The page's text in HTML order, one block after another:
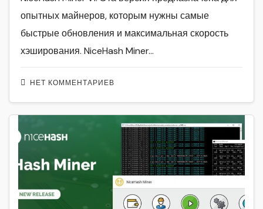
НЕТ КОММЕНТАРИЕВ
опытных майнеров, которым нужны самые
быстрые обновления и максимальная скорость
хэширования. NiceHash Miner…